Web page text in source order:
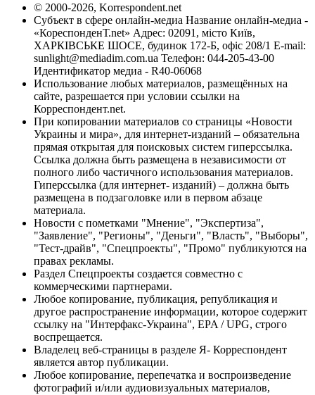
© 2000-2026, Korrespondent.net
Субъект в сфере онлайн-медиа Название онлайн-медиа -
«КореспонденТ.net» Адрес: 02091, місто Київ,
ХАРКІВСЬКЕ ШОСЕ, будинок 172-Б, офіс 208/1 E-mail:
sunlight@mediadim.com.ua Телефон: 044-205-43-00
Идентификатор медиа - R40-06068
Использование любых материалов, размещённых на
сайте, разрешается при условии ссылки на
Корреспондент.net.
При копировании материалов со страницы «Новости
Украины и мира», для интернет-изданий – обязательна
прямая открытая для поисковых систем гиперссылка.
Ссылка должна быть размещена в независимости от
полного либо частичного использования материалов.
Гиперссылка (для интернет- изданий) – должна быть
размещена в подзаголовке или в первом абзаце
материала.
Новости с пометками "Мнение", "Экспертиза",
"Заявление", "Регионы", "Деньги", "Власть", "Выборы",
"Тест-драйв", "Спецпроекты", "Промо" публикуются на
правах рекламы.
Раздел Спецпроекты создается совместно с
коммерческими партнерами.
Любое копирование, публикация, републикация и
другое распространение информации, которое содержит
ссылку на "Интерфакс-Украина", EPA / UPG, строго
воспрещается.
Владелец веб-страницы в разделе Я- Корреспондент
является автор публикации.
Любое копирование, перепечатка и воспроизведение
фотографий и/или аудиовизуальных материалов,